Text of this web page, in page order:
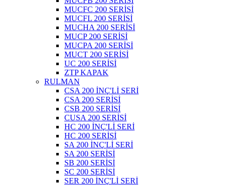
MUCFC 200 SERİSİ
MUCFL 200 SERİSİ
MUCHA 200 SERİSİ
MUCP 200 SERİSİ
MUCPA 200 SERİSİ
MUCT 200 SERİSİ
UC 200 SERİSİ
ZTP KAPAK
RULMAN
CSA 200 İNÇ'Lİ SERİ
CSA 200 SERİSİ
CSB 200 SERİSİ
CUSA 200 SERİSİ
HC 200 İNÇ'Lİ SERİ
HC 200 SERİSİ
SA 200 İNÇ'Lİ SERİ
SA 200 SERİSİ
SB 200 SERİSİ
SC 200 SERİSİ
SER 200 İNÇ'Lİ SERİ